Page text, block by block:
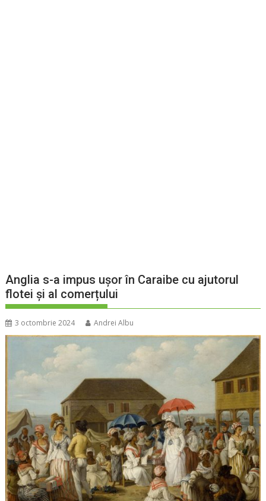
Anglia s-a impus ușor în Caraibe cu ajutorul
flotei și al comerțului
3 octombrie 2024 Andrei Albu